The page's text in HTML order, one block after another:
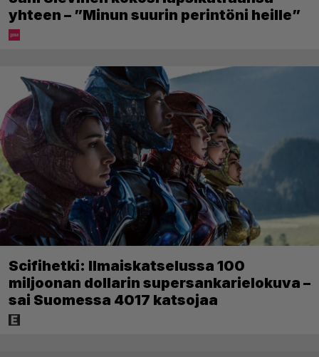
yhteen – ”Minun suurin perintöni heille”
Scifihetki: Ilmaiskatselussa 100
miljoonan dollarin supersankarielokuva –
sai Suomessa 4017 katsojaa